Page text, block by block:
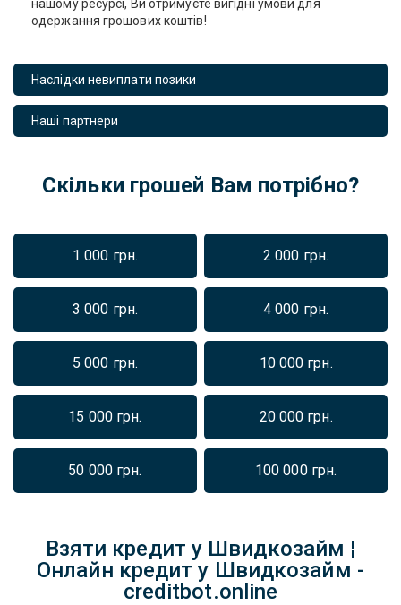
нашому ресурсі, Ви отримуєте вигідні умови для
одержання грошових коштів!
Наслідки невиплати позики
Наші партнери
Скільки грошей Вам потрібно?
1 000 грн. 2 000 грн.
3 000 грн. 4 000 грн.
5 000 грн. 10 000 грн.
15 000 грн. 20 000 грн.
50 000 грн. 100 000 грн.
Взяти кредит у Швидкозайм ¦
Онлайн кредит у Швидкозайм -
creditbot.online